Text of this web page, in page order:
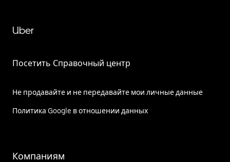
Uber
Посетить Справочный центр
Не продавайте и не передавайте мои личные данные
Политика Google в отношении данных
Компаниям